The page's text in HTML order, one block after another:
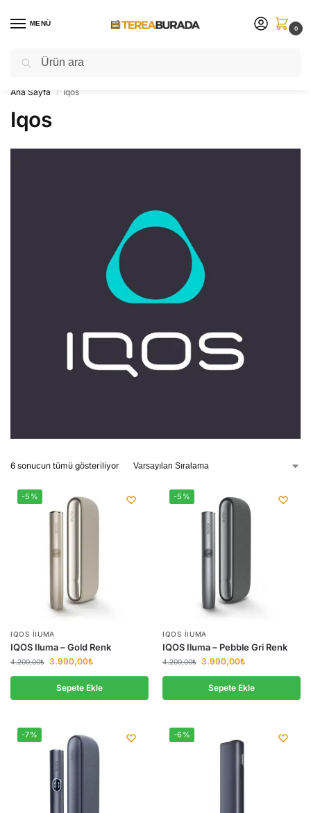
MENÜ
0
Sınırlı sayıda ⚡ yeni ürünleri sakın kaçırmayın!
Ana Sayfa / Iqos
Iqos
6 sonucun tümü gösteriliyor
-5%
IQOS IIUMA
IQOS Iluma – Gold Renk
4.200,00₺ 3.990,00₺
Sepete Ekle
-5%
IQOS IIUMA
IQOS Iluma – Pebble Gri Renk
4.200,00₺ 3.990,00₺
Sepete Ekle
-7% -6%